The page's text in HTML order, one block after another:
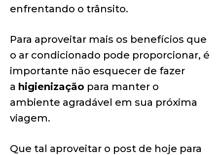
enfrentando o trânsito.
Para aproveitar mais os benefícios que
o ar condicionado pode proporcionar, é
importante não esquecer de fazer
a higienização para manter o
ambiente agradável em sua próxima
viagem.
Que tal aproveitar o post de hoje para